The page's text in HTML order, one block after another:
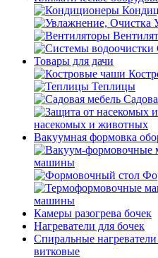
Товары для дачи
Теплицы
насекомых и животных
Вакуумная формовка
машины
машины
Камеры разогрева бочек
Нагреватели для бочек
Спиральные
витковые